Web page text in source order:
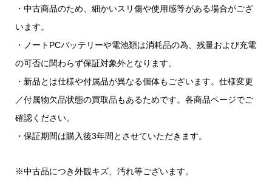
・中古商品のため、細かいスリ傷や使用感等がある場合がござ
います。
・ノートPCバッテリーや電池類は消耗品の為、残量および充電
の可否に関わらず保証対象外となります。
・新品とは仕様や付属品が異なる個体もございます。仕様変更
／付属物欠品状態の買取品もあるためです。各商品ページでご
確認ください。
・保証期間は購入後3年間とさせていただきます。
※中古品につき外観キズ、汚れ等ございます。